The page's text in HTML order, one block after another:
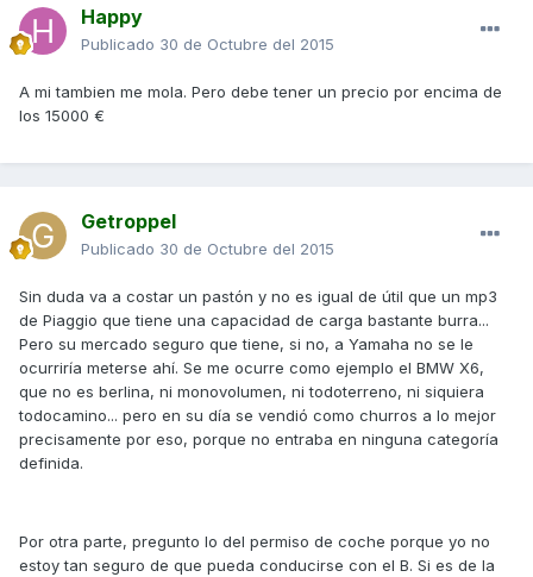
Happy
Publicado 30 de Octubre del 2015
A mi tambien me mola. Pero debe tener un precio por encima de
los 15000 €
Getroppel
Publicado 30 de Octubre del 2015
Sin duda va a costar un pastón y no es igual de útil que un mp3
de Piaggio que tiene una capacidad de carga bastante burra...
Pero su mercado seguro que tiene, si no, a Yamaha no se le
ocurriría meterse ahí. Se me ocurre como ejemplo el BMW X6,
que no es berlina, ni monovolumen, ni todoterreno, ni siquiera
todocamino... pero en su día se vendió como churros a lo mejor
precisamente por eso, porque no entraba en ninguna categoría
definida.
Por otra parte, pregunto lo del permiso de coche porque yo no
estoy tan seguro de que pueda conducirse con el B. Si es de la